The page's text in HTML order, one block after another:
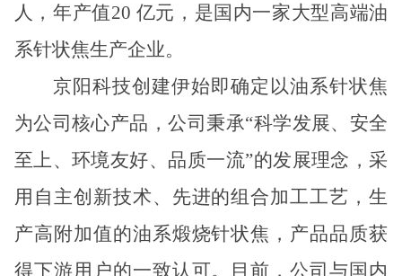
人，年产值20 亿元，是国内一家大型高端油
系针状焦生产企业。
京阳科技创建伊始即确定以油系针状焦
为公司核心产品，公司秉承“科学发展、安全
至上、环境友好、品质一流”的发展理念，采
用自主创新技术、先进的组合加工工艺，生
产高附加值的油系煅烧针状焦，产品品质获
得下游用户的一致认可。目前，公司与国内